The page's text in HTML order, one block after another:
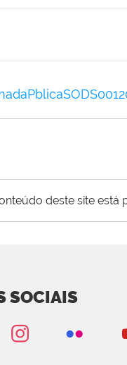
deste site está
SOCIAIS